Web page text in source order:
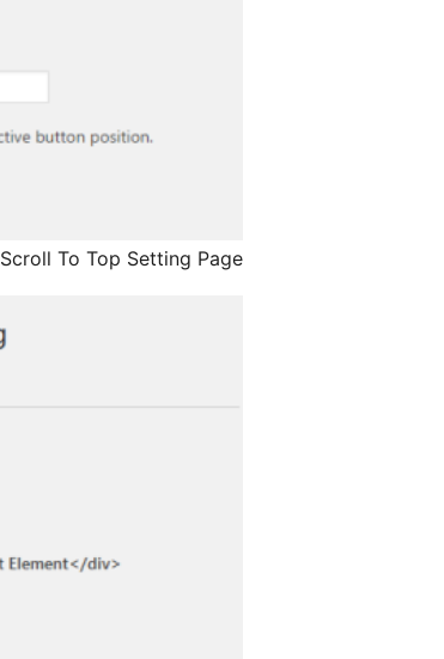
Scroll To Top Setting Page